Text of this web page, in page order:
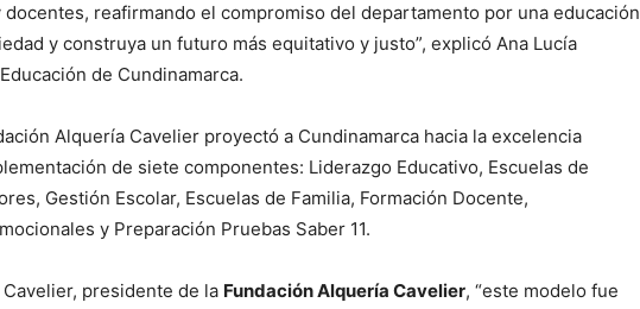
reafirmando el compromiso del departamento por una educación
y construya un futuro más equitativo y justo”, explicó Ana Lucía
de Cundinamarca.
Alquería Cavelier proyectó a Cundinamarca hacia la excelencia
de siete componentes: Liderazgo Educativo, Escuelas de
Gestión Escolar, Escuelas de Familia, Formación Docente,
y Preparación Pruebas Saber 11.
presidente de la Fundación Alquería Cavelier, “este modelo fue